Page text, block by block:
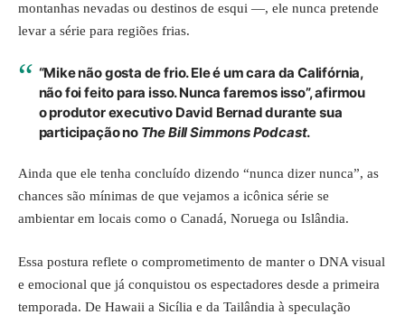
montanhas nevadas ou destinos de esqui —, ele nunca pretende
levar a série para regiões frias.
“Mike não gosta de frio. Ele é um cara da Califórnia,
não foi feito para isso. Nunca faremos isso”, afirmou
o produtor executivo David Bernaddurante sua
participação no The Bill Simmons Podcast.
Ainda que ele tenha concluído dizendo “nunca dizer nunca”, as
chances são mínimas de que vejamos a icônica série se
ambientar em locais como o Canadá, Noruega ou Islândia.
Essa postura reflete o comprometimento de manter o DNA visual
e emocional que já conquistou os espectadores desde a primeira
temporada. De Hawaii a Sicília e da Tailândia à speculação